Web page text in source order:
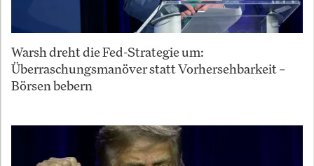
Warsh dreht die Fed-Strategie um:
Überraschungsmanöver statt Vorhersehbarkeit –
Börsen bebern